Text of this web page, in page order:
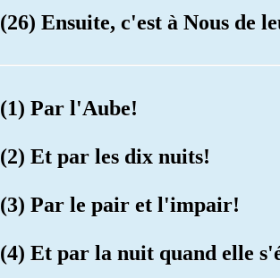
(26) Ensuite, c'est à Nous de
(1) Par l'Aube!
(2) Et par les dix nuits!
(3) Par le pair et l'impair!
(4) Et par la nuit quand elle